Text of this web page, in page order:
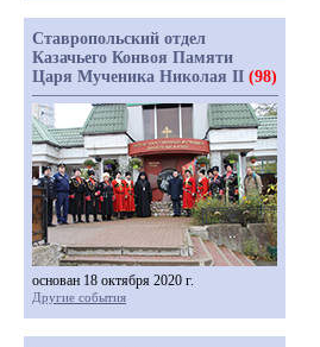
Ставропольский отдел
Казачьего Конвоя Памяти
Царя Мученика Николая II (98)
основан 18 октября 2020 г.
Другие события